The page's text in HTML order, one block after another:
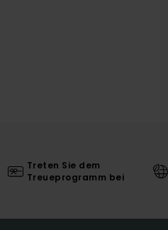
Treten Sie dem
Treueprogramm bei